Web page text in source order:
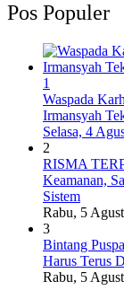
Pos Populer
1
Waspada
Irmansyah
Selasa, 4
2
RISMA
Keamanan,
Sistem
Rabu, 5
3
Bintang
Harus Terus
Rabu, 5